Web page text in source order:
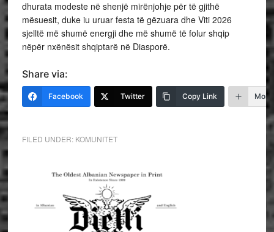
dhurata modeste në shenjë mirënjohje për të gjithë
mësuesit, duke iu uruar festa të gëzuara dhe Viti 2026
sjelltë më shumë energji dhe më shumë të folur shqip
nëpër nxënësit shqiptarë në Diasporë.
Share via:
Facebook Twitter Copy Link More
FILED UNDER: KOMUNITET